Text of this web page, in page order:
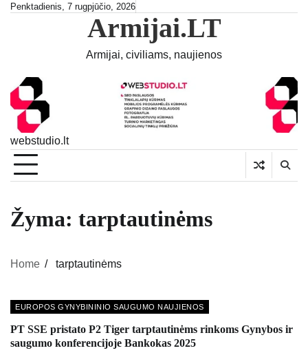
SkipPenktadienis, 7 rugpjūčio, 2026
Armijai.LT
Armijai, civiliams, naujienos
webstudio.lt
Žyma: tarptautinėms
Home tarptautinėms
EUROPOS GYNYBININIO SAUGUMO NAUJIENOS
PT SSE pristato P2 Tiger tarptautinėms rinkoms Gynybos ir
saugumo konferencijoje Bankokas 2025